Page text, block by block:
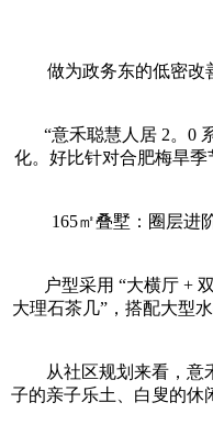
做为政务东的低密改善
“意禾聪慧人居 2。0 系
化。好比针对合肥梅旱
165㎡叠墅：圈层进阶
户型采用 “大横厅 + 双
大理石茶几”，搭配大型
从社区规划来看，意禾
子的亲子乐土、白叟的休